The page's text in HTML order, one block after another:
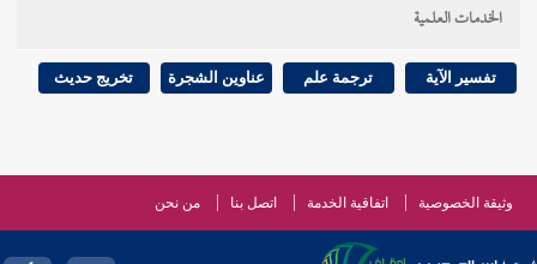
الخدمات العلمية
تفسير الآية ترجمة علم عناوين الشجرة تخريج حديث
وثيقة الخصوصية اتفاقية الخدمة اتصل بنا من نحن